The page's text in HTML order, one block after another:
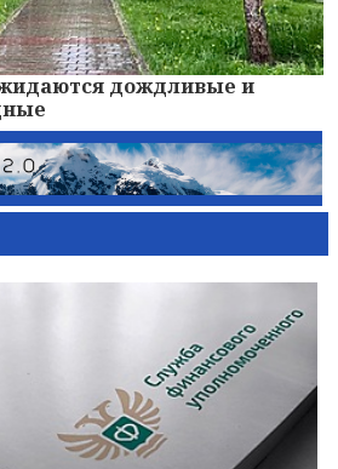
дождливые и